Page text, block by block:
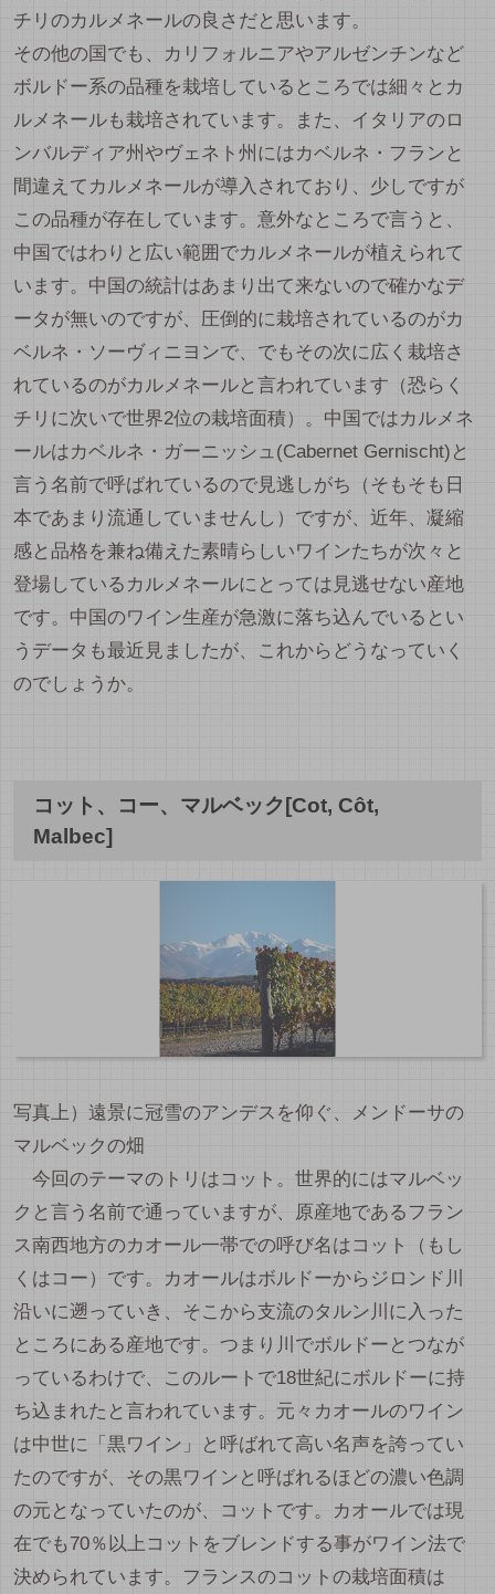
チリのカルメネールの良さだと思います。
その他の国でも、カリフォルニアやアルゼンチンなど
ボルドー系の品種を栽培しているところでは細々とカ
ルメネールも栽培されています。また、イタリアのロ
ンバルディア州やヴェネト州にはカベルネ・フランと
間違えてカルメネールが導入されており、少しですが
この品種が存在しています。意外なところで言うと、
中国ではわりと広い範囲でカルメネールが植えられて
います。中国の統計はあまり出て来ないので確かなデ
ータが無いのですが、圧倒的に栽培されているのがカ
ベルネ・ソーヴィニヨンで、でもその次に広く栽培さ
れているのがカルメネールと言われています（恐らく
チリに次いで世界2位の栽培面積）。中国ではカルメネ
ールはカベルネ・ガーニッシュ(Cabernet Gernischt)と
言う名前で呼ばれているので見逃しがち（そもそも日
本であまり流通していませんし）ですが、近年、凝縮
感と品格を兼ね備えた素晴らしいワインたちが次々と
登場しているカルメネールにとっては見逃せない産地
です。中国のワイン生産が急激に落ち込んでいるとい
うデータも最近見ましたが、これからどうなっていく
のでしょうか。
コット、コー、マルベック[Cot, Côt,
Malbec]
写真上）遠景に冠雪のアンデスを仰ぐ、メンドーサの
マルベックの畑
今回のテーマのトリはコット。世界的にはマルベッ
クと言う名前で通っていますが、原産地であるフラン
ス南西地方のカオール一帯での呼び名はコット（もし
くはコー）です。カオールはボルドーからジロンド川
沿いに遡っていき、そこから支流のタルン川に入った
ところにある産地です。つまり川でボルドーとつなが
っているわけで、このルートで18世紀にボルドーに持
ち込まれたと言われています。元々カオールのワイン
は中世に「黒ワイン」と呼ばれて高い名声を誇ってい
たのですが、その黒ワインと呼ばれるほどの濃い色調
の元となっていたのが、コットです。カオールでは現
在でも70％以上コットをブレンドする事がワイン法で
決められています。フランスのコットの栽培面積は